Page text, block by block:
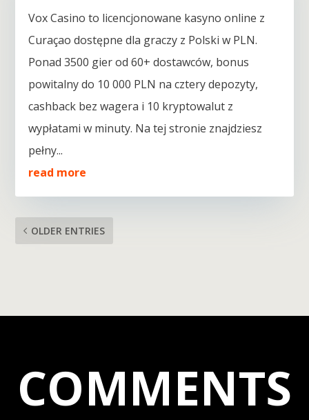
Vox Casino to licencjonowane kasyno online z
Curaçao dostępne dla graczy z Polski w PLN.
Ponad 3500 gier od 60+ dostawców, bonus
powitalny do 10 000 PLN na cztery depozyty,
cashback bez wagera i 10 kryptowalut z
wypłatami w minuty. Na tej stronie znajdziesz
pełny...
read more
OLDER ENTRIES
COMMENTS